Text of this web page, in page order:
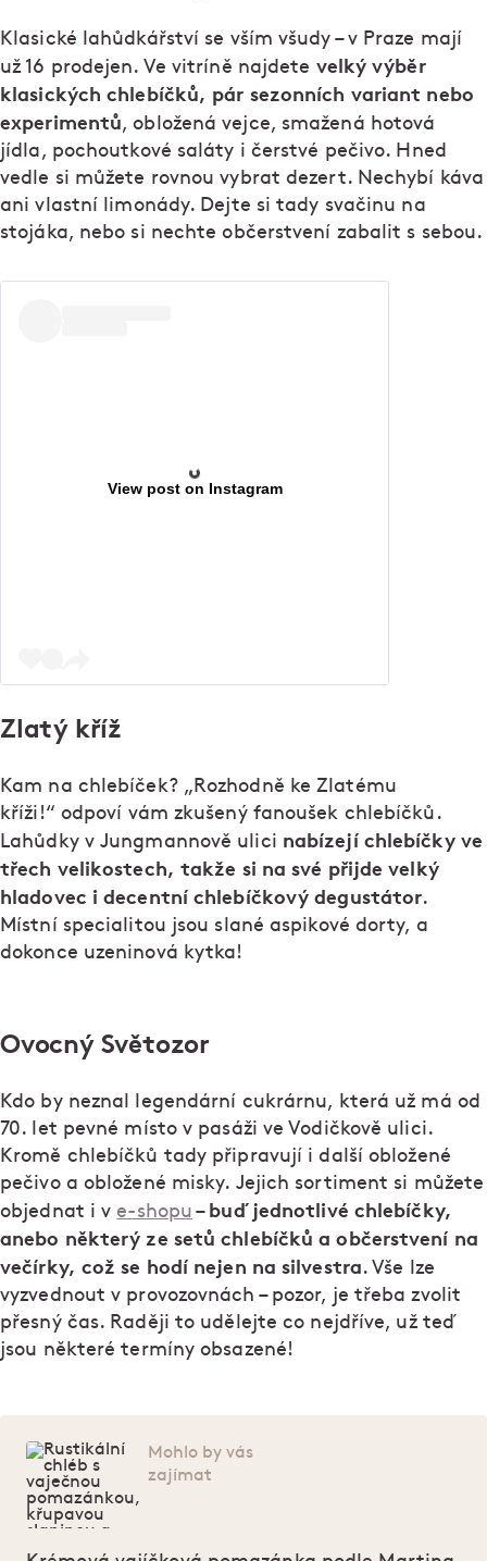
Klasické lahůdkářství se vším všudy – v Praze mají
už 16 prodejen. Ve vitríně najdete velký výběr
klasických chlebíčků, pár sezonních variant nebo
experimentů, obložená vejce, smažená hotová
jídla, pochoutkové saláty i čerstvé pečivo. Hned
vedle si můžete rovnou vybrat dezert. Nechybí káva
ani vlastní limonády. Dejte si tady svačinu na
stojáka, nebo si nechte občerstvení zabalit s sebou.
View post on Instagram
Zlatý kříž
Kam na chlebíček? „Rozhodně ke Zlatému
kříži!“ odpoví vám zkušený fanoušek chlebíčků.
Lahůdky v Jungmannově ulici nabízejí chlebíčky ve
třech velikostech, takže si na své přijde velký
hladovec i decentní chlebíčkový degustátor.
Místní specialitou jsou slané aspikové dorty, a
dokonce uzeninová kytka!
Ovocný Světozor
Kdo by neznal legendární cukrárnu, která už má od
70. let pevné místo v pasáži ve Vodičkově ulici.
Kromě chlebíčků tady připravují i další obložené
pečivo a obložené misky. Jejich sortiment si můžete
objednat i v e-shopu – buď jednotlivé chlebíčky,
anebo některý ze setů chlebíčků a občerstvení na
večírky, což se hodí nejen na silvestra. Vše lze
vyzvednout v provozovnách – pozor, je třeba zvolit
přesný čas. Raději to udělejte co nejdříve, už teď
jsou některé termíny obsazené!
Mohlo by vás
zajímat